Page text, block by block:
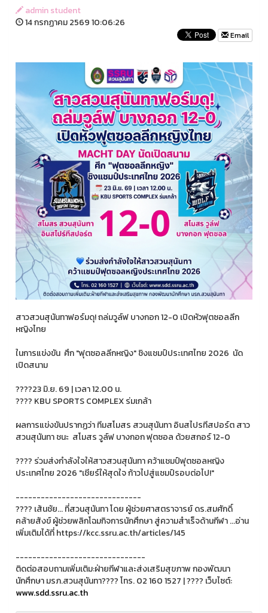
admin student
14 กรกฏาคม 2569 10:06:26
Email
สาวสวนสุนันทาฟอร์มดุ! ถล่มวูล์ฟ บางกอก 12-0 เปิดหัวฟุตซอลลีก
หญิงไทย
ในการแข่งขัน ศึก "ฟุตซอลลีกหญิง" ชิงแชมป์ประเทศไทย 2026 นัด
เปิดสนาม
????23 มิ.ย. 69 | เวลา 12.00 น.
????️ KBU SPORTS COMPLEX ร่มเกล้า
ผลการแข่งขันปรากฏว่า ทีมสโมสร สวนสุนันทา อินสไปรทีสปอร์ต สาว
สวนสุนันทา ชนะ สโมสร วูล์ฟ บางกอก ฟุตซอล ด้วยสกอร์ 12-0
???? ร่วมส่งกำลังใจให้สาวสวนสุนันทา คว้าแชมป์ฟุตซอลหญิง
ประเทศไทย 2026 "เชียร์ให้สุดใจ ก้าวไปสู่แชมป์รอบต่อไป!"
------------------------------
???? เส้นชัย... ที่สวนสุนันทา โดย ผู้ช่วยศาสตราจารย์ ดร.สมศักดิ์
คล้ายสังข์ ผู้ช่วยพลิกโฉมกิจการนักศึกษา สู่ความสำเร็จด้านกีฬา ...อ่าน
เพิ่มเติมได้ที่ https://kcc.ssru.ac.th/articles/145
-------------------------------
ติดต่อสอบถามเพิ่มเติม:ฝ่ายกีฬาและส่งเสริมสุขภาพ กองพัฒนา
นักศึกษา มรภ.สวนสุนันทา???? โทร. 02 160 1527 | ???? เว็บไซต์:
www.sdd.ssru.ac.th